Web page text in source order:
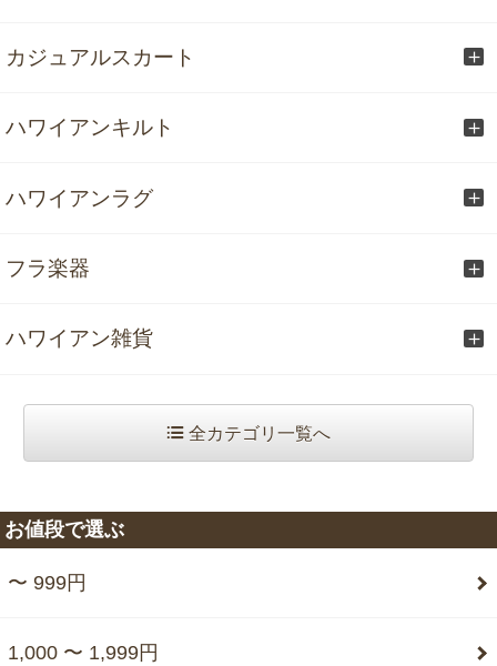
カジュアルスカート
ハワイアンキルト
ハワイアンラグ
フラ楽器
ハワイアン雑貨
全カテゴリ一覧へ
お値段で選ぶ
〜 999円
1,000 〜 1,999円